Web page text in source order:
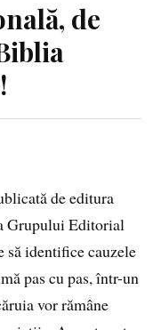
de
de editura
Grupului Editorial
să identifice cauzele
pas cu pas, într-un
vor rămâne